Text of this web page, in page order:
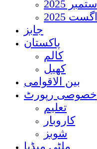
ستمبر 2025
اگست 2025
جابز
پاکستان
کالم
کھیل
بین الاقوامی
خصوصی رپورٹ
تعلیم
کاروبار
شوبز
ملٹی میڈیا